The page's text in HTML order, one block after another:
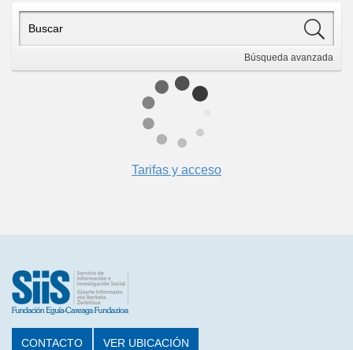
Búsqueda avanzada
Tarifas y acceso
CONTACTO VER UBICACIÓN